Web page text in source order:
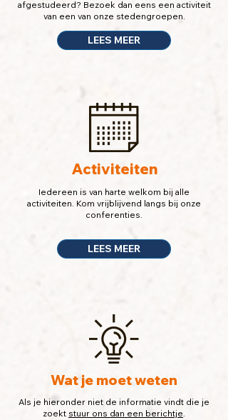
afgestudeerd? Bezoek dan eens een activiteit
van een van onze stedengroepen.
LEES MEER
Activiteiten
Iedereen is van harte welkom bij alle
activiteiten. Kom vrijblijvend langs bij onze
conferenties.
LEES MEER
Wat je moet weten
Als je hieronder niet de informatie vindt die je
zoekt stuur ons dan een berichtje.